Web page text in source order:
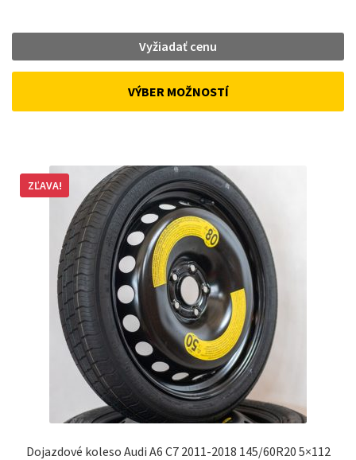
Vyžiadať cenu
VÝBER MOŽNOSTÍ
Dojazdové koleso Audi A6 C7 2011-2018 145/60R20 5×112
ZĽAVA!